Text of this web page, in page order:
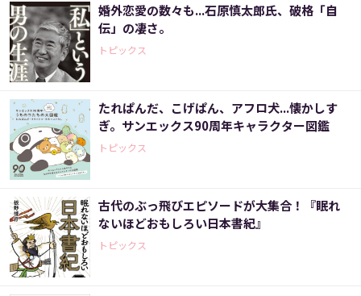
婚外恋愛の数々も...石原慎太郎氏、破格「自
伝」の凄さ。
トピックス
たれぱんだ、こげぱん、アフロ犬...懐かしす
ぎ。サンエックス90周年キャラクター図鑑
トピックス
古代のぶっ飛びエピソードが大集合！『眠れ
ないほどおもしろい日本書紀』
トピックス